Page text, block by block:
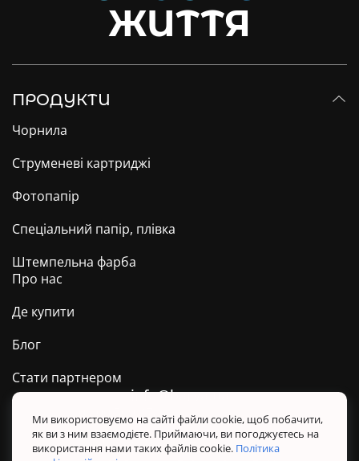
ЖИТТЯ
ПРОДУКТИ
Чорнила
Струменеві картриджі
Фотопапір
Спеціальний папір, плівка
Штемпельна фарба
Про нас
Де купити
Блог
Стати партнером
Техпідтримка ТМ BARVA
Політика конфіденційності
info@barva.ua
Ми використовуємо на сайті файли cookie, щоб побачити,
як ви з ним взаємодієте. Приймаючи, ви погоджуєтесь на
використання нами таких файлів cookie. Політика